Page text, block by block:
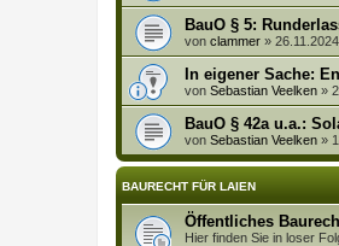
BauO § 5:
von clammer »
In eigener Sache:
von Sebastian Veelken »
BauO § 42a u.a.:
von Sebastian Veelken »
BAURECHT FÜR LAIEN
Öffentliches
Hier finden Sie in loser